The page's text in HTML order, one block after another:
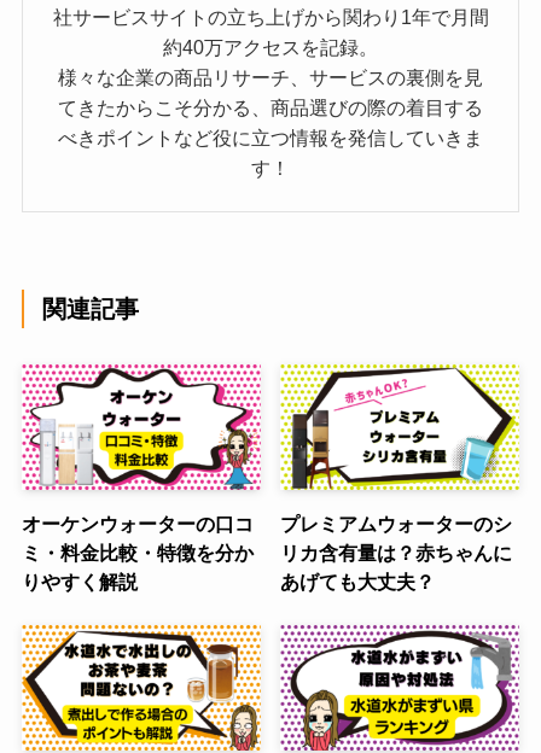
社サービスサイトの立ち上げから関わり1年で月間
約40万アクセスを記録。
様々な企業の商品リサーチ、サービスの裏側を見
てきたからこそ分かる、商品選びの際の着目する
べきポイントなど役に立つ情報を発信していきま
す！
関連記事
オーケンウォーターの口コ
ミ・料金比較・特徴を分か
りやすく解説
プレミアムウォーターのシ
リカ含有量は？赤ちゃんに
あげても大丈夫？